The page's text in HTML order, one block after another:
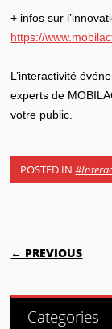
+ infos sur
https://
L’interactivité
experts de
votre public.
POSTED IN
POST
← PREVIOUS
Categories